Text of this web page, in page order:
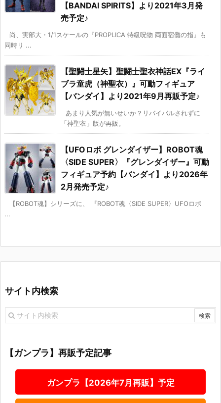
【BANDAI SPIRITS】より2021年3月発
売予定♪
尚、実部大・1/1スケールの『PROPLICA 特級呪物 両面宿儺の指』も
同時リ ...
【聖闘士星矢】聖闘士聖衣神話EX『ライ
ブラ童虎（神聖衣）』可動フィギュア
【バンダイ】より2021年9月再販予定♪
あまり人気が無いせいか？リバイバルされずに
「神聖衣」版が再販。
【UFOロボ グレンダイザー】ROBOT魂
〈SIDE SUPER〉『グレンダイザー』可動
フィギュア予約【バンダイ】より2026年
2月発売予定♪
【ROBOT魂】シリーズに、 『ROBOT魂〈SIDE SUPER〉UFOロボ
...
サイト内検索
【ガンプラ】再販予定記事
ガンプラ【2026年7月再販】予定